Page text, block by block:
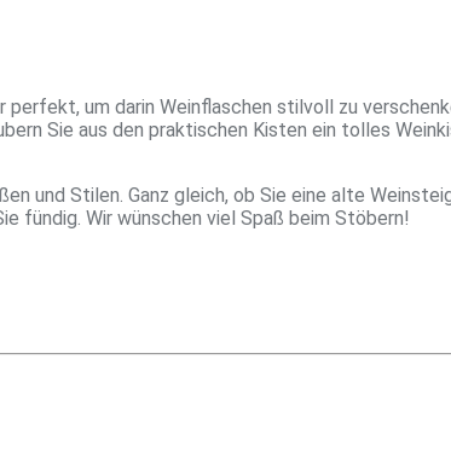
um darin Weinflaschen stilvoll zu
Sie aus den praktischen Kisten ein tolles
und Stilen. Ganz gleich, ob Sie eine alte
fündig. Wir wünschen viel Spaß beim Stöbern!